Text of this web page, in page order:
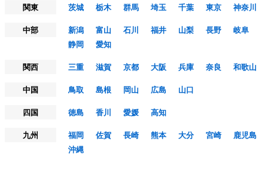
関東
茨城 栃木 群馬 埼玉 千葉 東京
神奈川
中部
新潟 富山 石川 福井 山梨 長野
岐阜
静岡
愛知
関西
三重 滋賀 京都 大阪 兵庫 奈良
和歌山
中国
鳥取 島根 岡山 広島
山口
四国
徳島 香川 愛媛
高知
九州
福岡 佐賀 長崎 熊本 大分 宮崎
鹿児島
沖縄